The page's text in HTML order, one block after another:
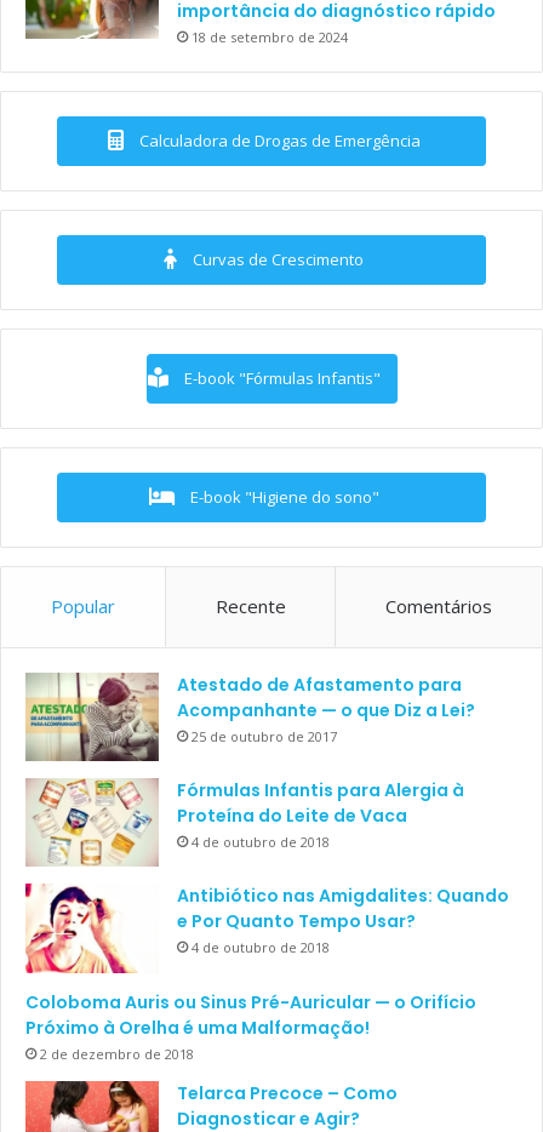
importância do diagnóstico rápido
18 de setembro de 2024
Calculadora de Drogas de Emergência
Curvas de Crescimento
E-book "Fórmulas Infantis"
E-book "Higiene do sono"
Popular Recente Comentários
Atestado de Afastamento para
Acompanhante — o que Diz a Lei?
25 de outubro de 2017
Fórmulas Infantis para Alergia à
Proteína do Leite de Vaca
4 de outubro de 2018
Antibiótico nas Amigdalites: Quando
e Por Quanto Tempo Usar?
4 de outubro de 2018
Coloboma Auris ou Sinus Pré-Auricular — o Orifício
Próximo à Orelha é uma Malformação!
2 de dezembro de 2018
Telarca Precoce – Como
Diagnosticar e Agir?